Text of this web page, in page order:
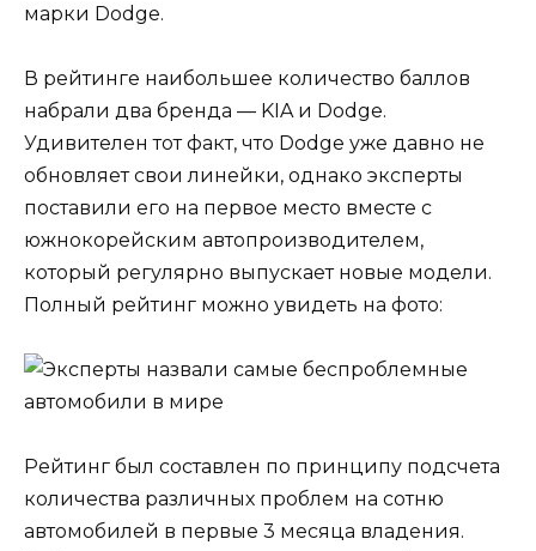
марки Dodge.
В рейтинге наибольшее количество баллов
набрали два бренда — KIA и Dodge.
Удивителен тот факт, что Dodge уже давно не
обновляет свои линейки, однако эксперты
поставили его на первое место вместе с
южнокорейским автопроизводителем,
который регулярно выпускает новые модели.
Полный рейтинг можно увидеть на фото:
Рейтинг был составлен по принципу подсчета
количества различных проблем на сотню
автомобилей в первые 3 месяца владения.